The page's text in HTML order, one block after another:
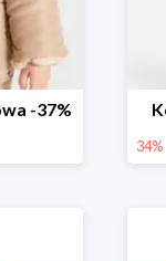
-37%
34%